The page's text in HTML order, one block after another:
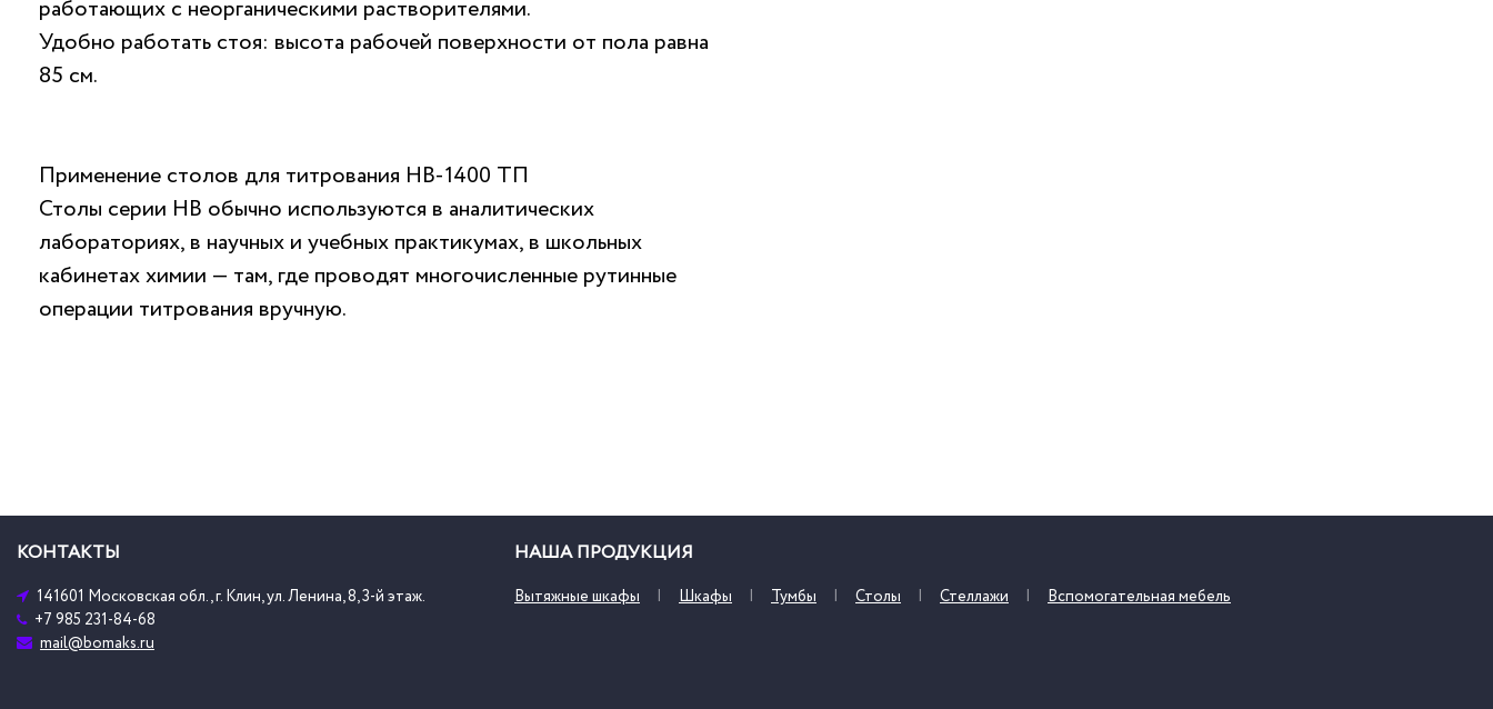
работающих с неорганическими растворителями.
Удобно работать стоя: высота рабочей поверхности от пола равна
85 см.
Применение столов для титрования НВ-1400 ТП
Столы серии НВ обычно используются в аналитических
лабораториях, в научных и учебных практикумах, в школьных
кабинетах химии — там, где проводят многочисленные рутинные
операции титрования вручную.
КОНТАКТЫ
141601 Московская обл., г. Клин, ул. Ленина, 8, 3-й этаж.
+7 985 231-84-68
mail@bomaks.ru
НАША ПРОДУКЦИЯ
Вытяжные шкафы Шкафы Тумбы Столы Стеллажи Вспомогательная мебель